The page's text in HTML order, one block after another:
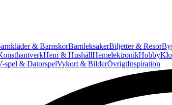
& BarnskorBarnleksakerBiljetter & Resor
Hem & HushållHemelektronikHobby
spel & DatorspelVykort & BilderÖvrigtInspiration